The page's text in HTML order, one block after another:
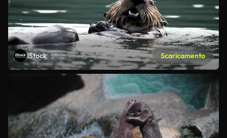
iStock Scaricamento